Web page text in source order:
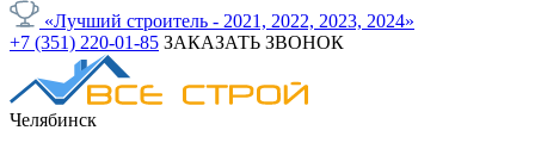
«Лучший строитель - 2021, 2022, 2023, 2024»
+7 (351) 220-01-85 ЗАКАЗАТЬ ЗВОНОК
Челябинск